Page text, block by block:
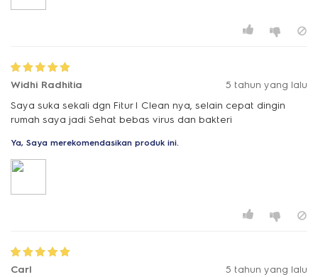
Widhi Radhitia
5 tahun yang lalu
Saya suka sekali dgn Fitur I Clean nya, selain cepat dingin
rumah saya jadi Sehat bebas virus dan bakteri
Ya, Saya merekomendasikan produk ini.
Carl
5 tahun yang lalu